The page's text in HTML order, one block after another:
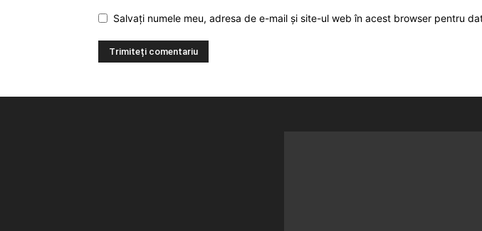
Salvați numele meu, adresa de e-mail și site-ul web în acest browser pentru